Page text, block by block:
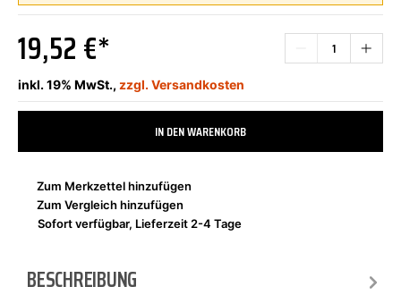
19,52 €*
inkl. 19% MwSt., zzgl. Versandkosten
IN DEN WARENKORB
Zum Merkzettel hinzufügen
Zum Vergleich hinzufügen
Sofort verfügbar, Lieferzeit 2-4 Tage
BESCHREIBUNG